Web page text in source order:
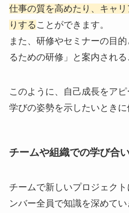
仕事の質を高めたり、キャ
りする ことができます。
また、研修やセミナーの目
るための研修」と案内される
このように、自己成長をアピ
学びの姿勢を示したいときに
チームや組織での学び合
チームで新しいプロジェク
ンバー全員で知識を深めて